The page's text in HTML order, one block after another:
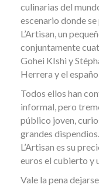
culinarias del
escenario donde
L’Artisan, un
conjuntamente
Gohei KIshi y
Herrera y el
Todos ellos han
informal, pero
público joven,
grandes
L’Artisan es su
euros el cubierto y
Vale la pena